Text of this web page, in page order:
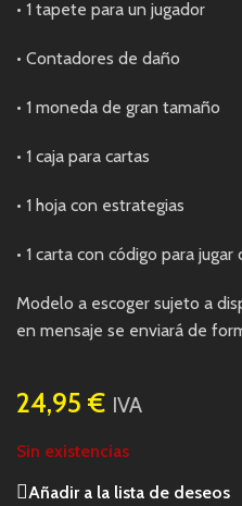
• 1 tapete para un jugador
• Contadores de daño
• 1 moneda de gran tamaño
• 1 caja para cartas
• 1 hoja con estrategias
• 1 carta con código para
Modelo a escoger sujeto a
en mensaje se enviará de
24,95 € IVA
Sin existencias
Añadir a la lista de deseos